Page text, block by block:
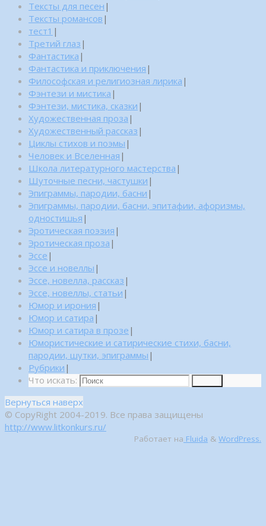
Тексты для песен |
Тексты романсов |
тест1 |
Третий глаз |
Фантастика |
Фантастика и приключения |
Философская и религиозная лирика |
Фэнтези и мистика |
Фэнтези, мистика, сказки |
Художественная проза |
Художественный рассказ |
Циклы стихов и поэмы |
Человек и Вселенная |
Школа литературного мастерства |
Шуточные песни, частушки |
Эпиграммы, пародии, басни |
Эпиграммы, пародии, басни, эпитафии, афоризмы,
одностишья |
Эротическая поэзия |
Эротическая проза |
Эссе |
Эссе и новеллы |
Эссе, новелла, рассказ |
Эссе, новеллы, статьи |
Юмор и ирония |
Юмор и сатира |
Юмор и сатира в прозе |
Юмористические и сатирические стихи, басни,
пародии, шутки, эпиграммы |
Рубрики |
Что искать:
Вернуться наверх
© CopyRight 2004-2019. Все права защищены
http://www.litkonkurs.ru/
Работает на Fluida & WordPress.